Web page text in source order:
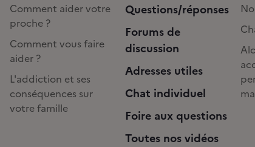
Comment aider votre
proche ?
Comment vous faire
aider ?
L'addiction et ses
conséquences sur
votre famille
Questions/réponses
Forums de
discussion
Adresses utiles
Chat individuel
Foire aux questions
Toutes nos vidéos